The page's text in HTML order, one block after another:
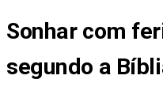
Sonhar com
segundo a